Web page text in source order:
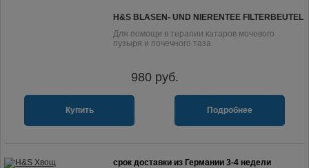
H&S BLASEN- UND NIERENTEE FILTERBEUTEL
Для помощи в терапии катаров мочевого
пузыря и почечного таза.
980руб.
Купить Подробнее
срок доставки из Германии 3-4 недели